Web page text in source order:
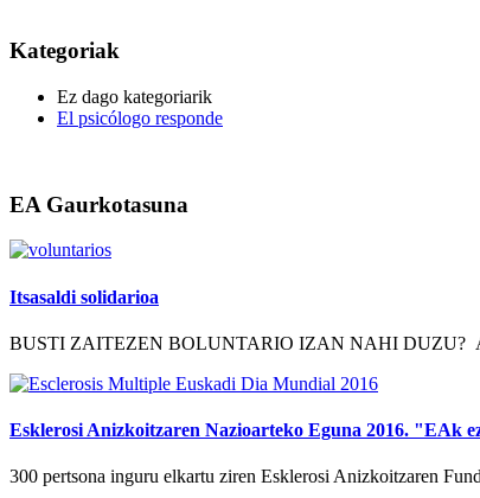
Kategoriak
Ez dago kategoriarik
El psicólogo responde
EA Gaurkotasuna
Itsasaldi solidarioa
BUSTI ZAITEZEN BOLUNTARIO IZAN NAHI DUZU?
Esklerosi Anizkoitzaren Nazioarteko Eguna 2016. "EAk
300 pertsona inguru elkartu ziren Esklerosi Anizkoitzaren